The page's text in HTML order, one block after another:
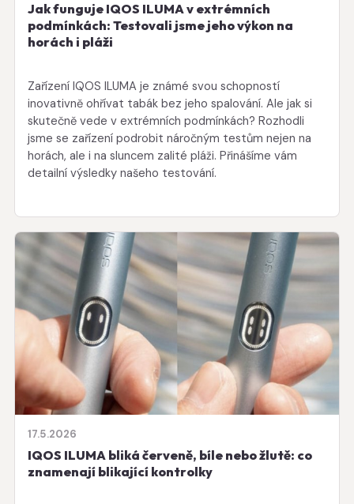
Jak funguje IQOS ILUMA v extrémních
podmínkách: Testovali jsme jeho výkon na
horách i pláži
Zařízení IQOS ILUMA je známé svou schopností
inovativně ohřívat tabák bez jeho spalování. Ale jak si
skutečně vede v extrémních podmínkách? Rozhodli
jsme se zařízení podrobit náročným testům nejen na
horách, ale i na sluncem zalité pláži. Přinášíme vám
detailní výsledky našeho testování.
17.5.2026
IQOS ILUMA bliká červeně, bíle nebo žlutě: co
znamenají blikající kontrolky